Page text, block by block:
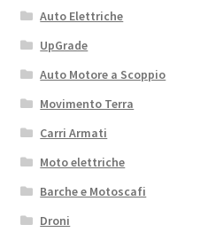
Auto Elettriche
UpGrade
Auto Motore a Scoppio
Movimento Terra
Carri Armati
Moto elettriche
Barche e Motoscafi
Droni